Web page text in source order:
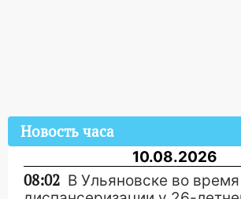
Новость часа
10.08.2026
08:02 В Ульяновске во время